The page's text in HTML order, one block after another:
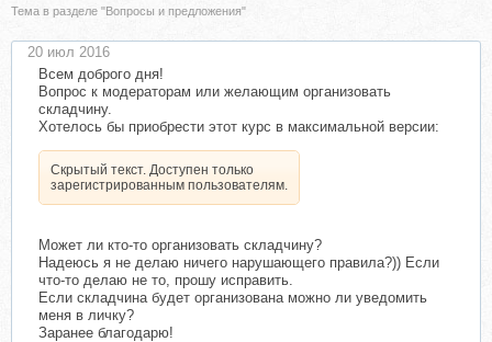
Тема в разделе "Вопросы и предложения"
Всем доброго дня!
Вопрос к модераторам или желающим организовать
складчину.
Хотелось бы приобрести этот курс в максимальной версии:
Скрытый текст. Доступен только
зарегистрированным пользователям.
Может ли кто-то организовать складчину?
Надеюсь я не делаю ничего нарушающего правила?)) Если
что-то делаю не то, прошу исправить.
Если складчина будет организована можно ли уведомить
меня в личку?
Заранее благодарю!
20 июл 2016